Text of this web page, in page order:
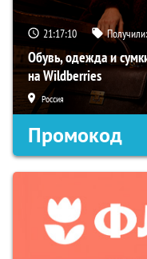
21:17:09 Получили:
Обувь, одежда и
на Wildberries
Россия
Промокод